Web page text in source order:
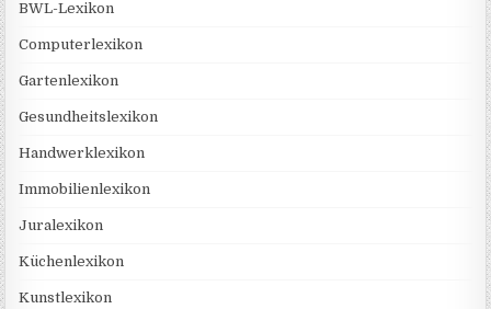
BWL-Lexikon
Computerlexikon
Gartenlexikon
Gesundheitslexikon
Handwerklexikon
Immobilienlexikon
Juralexikon
Küchenlexikon
Kunstlexikon